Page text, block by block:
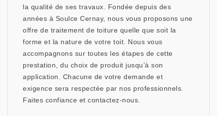
la qualité de ses travaux. Fondée depuis des
années à Soulce Cernay, nous vous proposons une
offre de traitement de toiture quelle que soit la
forme et la nature de votre toit. Nous vous
accompagnons sur toutes les étapes de cette
prestation, du choix de produit jusqu’à son
application. Chacune de votre demande et
exigence sera respectée par nos professionnels.
Faites confiance et contactez-nous.